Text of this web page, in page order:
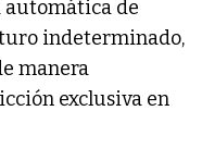
automática de
indeterminado,
manera
exclusiva en